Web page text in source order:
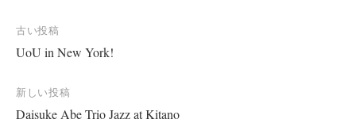
投
稿
ナ
ビ
古い投稿
UoU in New York!
新しい投稿
Daisuke Abe Trio Jazz at Kitano